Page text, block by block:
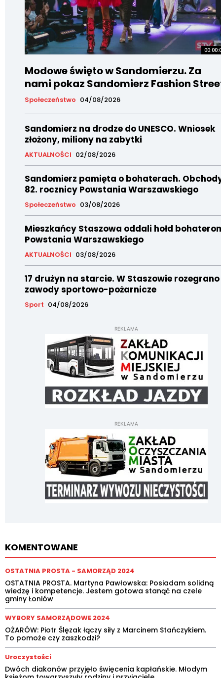
Modowe święto w Sandomierzu. Za
nami pokaz Sandomierz Fashion
Społeczeństwo 04/08/2026
Sandomierz na drodze do UNESCO. Wniosek
złożony, miliony na zabytki
AKTUALNOŚCI 02/08/2026
Sandomierz pamięta o bohaterach.
82. rocznicy Powstania Warszawskiego
Społeczeństwo 03/08/2026
Mieszkańcy Staszowa oddali hołd
Powstania Warszawskiego
AKTUALNOŚCI 03/08/2026
17 drużyn na starcie. W Staszowie rozegrano
zawody sportowo-pożarnicze
Sport 04/08/2026
REKLAMA
REKLAMA
KOMENTOWANE
OSTATNIA PROSTA - SAMORZĄD 2024
OSTATNIA PROSTA. Martyna Pawłowska: Posiadam solidną
wiedzę i kompetencje. Jestem gotowa stanąć na czele
gminy Łoniów
WYBORY SAMORZĄDOWE 2024
OŻARÓW: Piotr Ślęzak łączy siły z Marcinem Stańczykiem.
To pomoże czy zaszkodzi?
Uroczystości
Dwóch diakonów przyjęło święcenia kapłańskie. Młodym